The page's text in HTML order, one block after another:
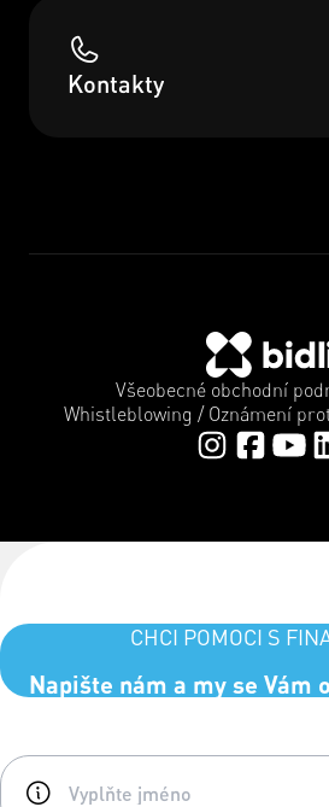
Kontakty
Všeobecné obchodní
Whistleblowing / Oznámení
CHCI POMOCI S
Napište nám a my se Vám